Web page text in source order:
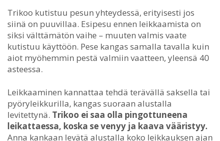
Trikoo kutistuu pesun yhteydessä, erityisesti jos
siinä on puuvillaa. Esipesu ennen leikkaamista on
siksi välttämätön vaihe – muuten valmis vaate
kutistuu käyttöön. Pese kangas samalla tavalla kuin
aiot myöhemmin pestä valmiin vaatteen, yleensä 40
asteessa.
Leikkaaminen kannattaa tehdä terävällä saksella tai
pyöryleikkurilla, kangas suoraan alustalla
levitettynä. Trikoo ei saa olla pingottuneena
leikattaessa, koska se venyy ja kaava vääristyy.
Anna kankaan levätä alustalla koko leikkauksen ajan